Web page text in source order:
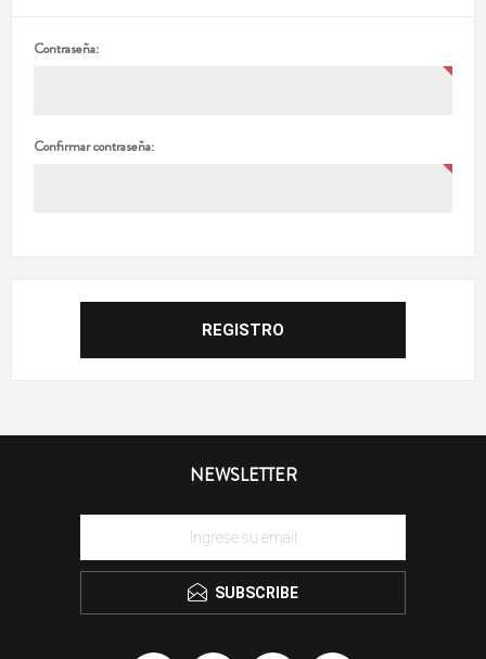
Contraseña:
Confirmar contraseña:
NEWSLETTER
SUBSCRIBE